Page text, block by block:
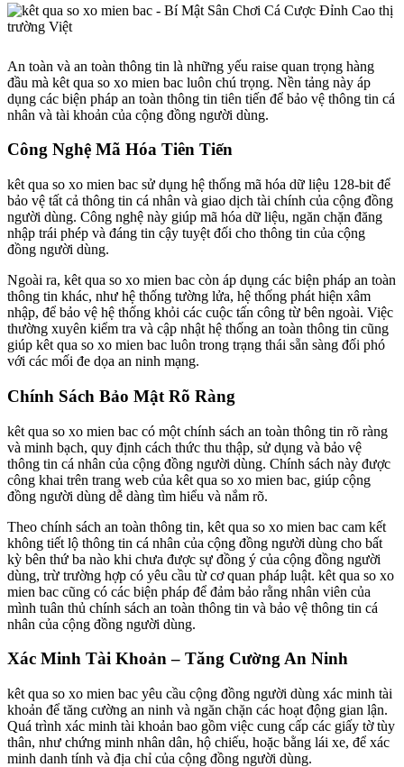
An toàn và an toàn thông tin là những yếu raise quan trọng hàng
đầu mà kêt qua so xo mien bac luôn chú trọng. Nền tảng này áp
dụng các biện pháp an toàn thông tin tiên tiến để bảo vệ thông tin cá
nhân và tài khoản của cộng đồng người dùng.
Công Nghệ Mã Hóa Tiên Tiến
kêt qua so xo mien bac sử dụng hệ thống mã hóa dữ liệu 128-bit để
bảo vệ tất cả thông tin cá nhân và giao dịch tài chính của cộng đồng
người dùng. Công nghệ này giúp mã hóa dữ liệu, ngăn chặn đăng
nhập trái phép và đáng tin cậy tuyệt đối cho thông tin của cộng
đồng người dùng.
Ngoài ra, kêt qua so xo mien bac còn áp dụng các biện pháp an toàn
thông tin khác, như hệ thống tường lửa, hệ thống phát hiện xâm
nhập, để bảo vệ hệ thống khỏi các cuộc tấn công từ bên ngoài. Việc
thường xuyên kiểm tra và cập nhật hệ thống an toàn thông tin cũng
giúp kêt qua so xo mien bac luôn trong trạng thái sẵn sàng đối phó
với các mối đe dọa an ninh mạng.
Chính Sách Bảo Mật Rõ Ràng
kêt qua so xo mien bac có một chính sách an toàn thông tin rõ ràng
và minh bạch, quy định cách thức thu thập, sử dụng và bảo vệ
thông tin cá nhân của cộng đồng người dùng. Chính sách này được
công khai trên trang web của kêt qua so xo mien bac, giúp cộng
đồng người dùng dễ dàng tìm hiểu và nắm rõ.
Theo chính sách an toàn thông tin, kêt qua so xo mien bac cam kết
không tiết lộ thông tin cá nhân của cộng đồng người dùng cho bất
kỳ bên thứ ba nào khi chưa được sự đồng ý của cộng đồng người
dùng, trừ trường hợp có yêu cầu từ cơ quan pháp luật. kêt qua so xo
mien bac cũng có các biện pháp để đảm bảo rằng nhân viên của
mình tuân thủ chính sách an toàn thông tin và bảo vệ thông tin cá
nhân của cộng đồng người dùng.
Xác Minh Tài Khoản – Tăng Cường An Ninh
kêt qua so xo mien bac yêu cầu cộng đồng người dùng xác minh tài
khoản để tăng cường an ninh và ngăn chặn các hoạt động gian lận.
Quá trình xác minh tài khoản bao gồm việc cung cấp các giấy tờ tùy
thân, như chứng minh nhân dân, hộ chiếu, hoặc bằng lái xe, để xác
minh danh tính và địa chỉ của cộng đồng người dùng.